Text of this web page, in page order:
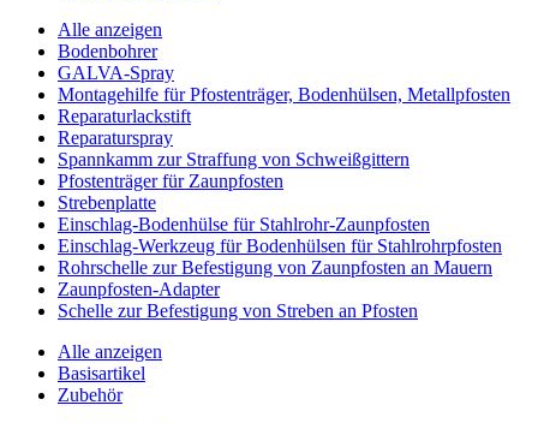
Alle anzeigen
Bodenbohrer
GALVA-Spray
Montagehilfe für Pfostenträger, Bodenhülsen, Metallpfosten
Reparaturlackstift
Reparaturspray
Spannkamm zur Straffung von Schweißgittern
Pfostenträger für Zaunpfosten
Strebenplatte
Einschlag-Bodenhülse für Stahlrohr-Zaunpfosten
Einschlag-Werkzeug für Bodenhülsen für Stahlrohrpfosten
Rohrschelle zur Befestigung von Zaunpfosten an Mauern
Zaunpfosten-Adapter
Schelle zur Befestigung von Streben an Pfosten
Alle anzeigen
Basisartikel
Zubehör